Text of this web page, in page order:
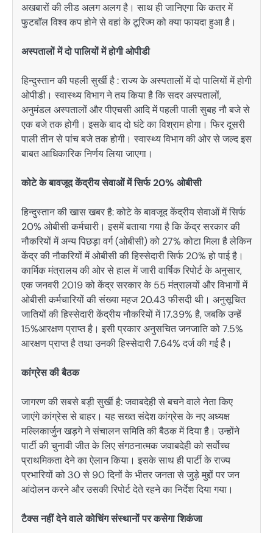
अखबारों की लीड अलग अलग है। साथ ही जानिएगा कि कतर में
फुटबाॅल विश्व कप होने से वहां के टूरिज्म को क्या फायदा हुआ है।
अस्पतालों में दो पालियों में होगी ओपीडी
हिन्दुस्तान की पहली सुर्खी है : राज्य के अस्पतालों में दो पालियों में होगी
ओपीडी। स्वास्थ्य विभाग ने तय किया है कि सदर अस्पतालों,
अनुमंडल अस्पतालों और पीएचसी आदि में पहली पाली सुबह नौ बजे से
एक बजे तक होगी। इसके बाद दो घंटे का विश्राम होगा। फिर दूसरी
पाली तीन से पांच बजे तक होगी। स्वास्थ्य विभाग की ओर से जल्द इस
बाबत आधिकारिक निर्णय लिया जाएगा।
कोटे के बावजूद केंद्रीय सेवाओं में सिर्फ 20% ओबीसी
हिन्दुस्तान की खास खबर है: कोटे के बावजूद केंद्रीय सेवाओं में सिर्फ
20% ओबीसी कर्मचारी। इसमें बताया गया है कि केंद्र सरकार की
नौकरियों में अन्य पिछड़ा वर्ग (ओबीसी) को 27% कोटा मिला है लेकिन
केंद्र की नौकरियों में ओबीसी की हिस्सेदारी सिर्फ 20% हो पाई है।
कार्मिक मंत्रालय की ओर से हाल में जारी वार्षिक रिपोर्ट के अनुसार,
एक जनवरी 2019 को केंद्र सरकार के 55 मंत्रालयों और विभागों में
ओबीसी कर्मचारियों की संख्या महज 20.43 फीसदी थी। अनुसूचित
जातियों की हिस्सेदारी केंद्रीय नौकरियों में 17.39% है, जबकि उन्हें
15%आरक्षण प्राप्त है। इसी प्रकार अनुसचित जनजाति को 7.5%
आरक्षण प्राप्त है तथा उनकी हिस्सेदारी 7.64% दर्ज की गई हैै।
कांग्रेस की बैठक
जागरण की सबसे बड़ी सुर्खी है: जवाबदेही से बचने वाले नेता किए
जाएंगे कांग्रेस से बाहर। यह सख्त संदेश कांग्रेस के नए अध्यक्ष
मल्लिकार्जुन खड़गे ने संचालन समिति की बैठक में दिया है। उन्होंने
पार्टी की चुनावी जीत के लिए संगठनात्मक जवाबदेही को सर्वोच्च
प्राथमिकता देने का ऐलान किया। इसके साथ ही पार्टी के राज्य
प्रभारियों को 30 से 90 दिनों के भीतर जनता से जुड़े मुद्दों पर जन
आंदोलन करने और उसकी रिपोर्ट देते रहने का निर्देश दिया गया।
टैक्स नहीं देने वाले कोचिंग संस्थानों पर कसेगा शिकंजा